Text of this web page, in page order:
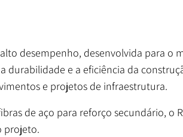
desempenho, desenvolvida para
durabilidade e a eficiência da
e projetos de infraestrutura.
de aço para reforço secundário, o
projeto.